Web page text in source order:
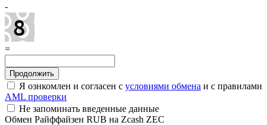
-
=
Я ознкомлен и согласен с условиями обмена и с правилами
AML проверки
Не запоминать введенные данные
Обмен Райффайзен RUB на Zcash ZEC